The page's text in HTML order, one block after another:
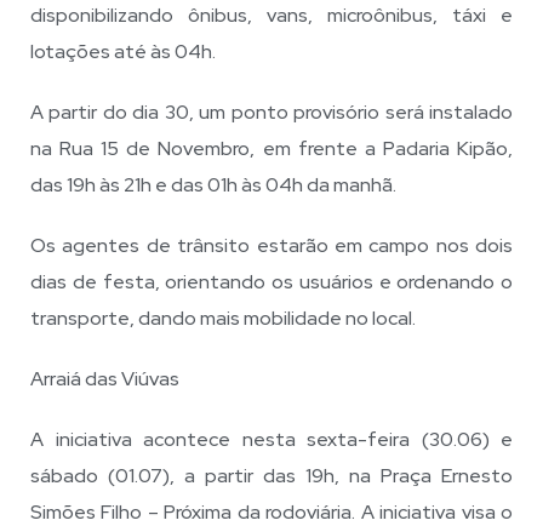
disponibilizando ônibus, vans, microônibus, táxi e
lotações até às 04h.
A partir do dia 30, um ponto provisório será instalado
na Rua 15 de Novembro, em frente a Padaria Kipão,
das 19h às 21h e das 01h às 04h da manhã.
Os agentes de trânsito estarão em campo nos dois
dias de festa, orientando os usuários e ordenando o
transporte, dando mais mobilidade no local.
Arraiá das Viúvas
A iniciativa acontece nesta sexta-feira (30.06) e
sábado (01.07), a partir das 19h, na Praça Ernesto
Simões Filho – Próxima da rodoviária. A iniciativa visa o